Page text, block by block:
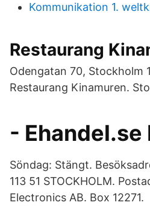
Kommunikation 1.
Restaurang
Odengatan 70, Stockholm
Restaurang Kinamuren.
- Ehandel.se
Söndag: Stängt.
113 51 STOCKHOLM.
Electronics AB. Box 12271.